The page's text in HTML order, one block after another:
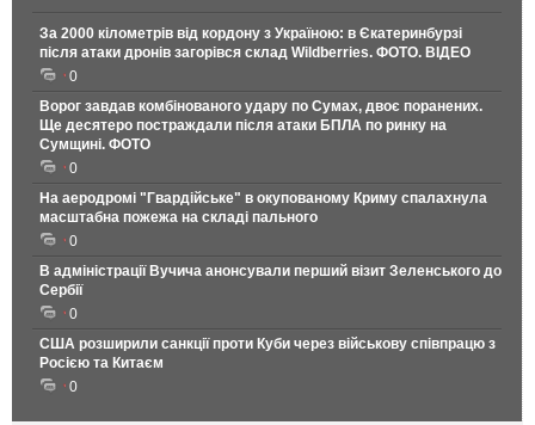
За 2000 кілометрів від кордону з Україною: в Єкатеринбурзі
після атаки дронів загорівся склад Wildberries. ФОТО. ВІДЕО
0
Ворог завдав комбінованого удару по Сумах, двоє поранених.
Ще десятеро постраждали після атаки БПЛА по ринку на
Сумщині. ФОТО
0
На аеродромі "Гвардійське" в окупованому Криму спалахнула
масштабна пожежа на складі пального
0
В адміністрації Вучича анонсували перший візит Зеленського до
Сербії
0
США розширили санкції проти Куби через військову співпрацю з
Росією та Китаєм
0